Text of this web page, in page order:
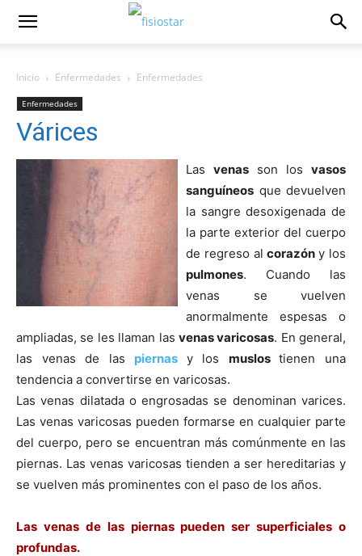
Inicio Enfermedades Enfermedades
Enfermedades
Várices
Lasvenas son los vasos
sanguí­neos que devuelven
la sangre desoxigenada de
la parte exterior del cuerpo
de regreso alcorazóny los
pulmones. Cuando las
venas se vuelven
anormalmente espesas o
ampliadas, se les llaman las venas varicosas. En general,
las venas de las piernas y los muslostienen una
tendencia a convertirse en varicosas.
Las venas dilatada o engrosadas se denominan varices.
Las venas varicosas pueden formarse en cualquier parte
del cuerpo, pero se encuentran más comúnmente en las
piernas. Las venas varicosas tienden a ser hereditarias y
se vuelven más prominentes con el paso de los años.
Las venas de las piernas pueden ser superficiales o
profundas.